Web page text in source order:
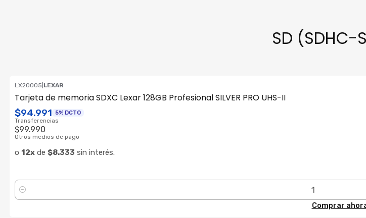
SD (SDHC-
LX20005 LEXAR
Tarjeta de memoria SDXC Lexar 128GB Profesional SILVER PRO UHS-II
$94.991 5% DCTO
Transferencias
$99.990
Otros medios de pago
o 12xde $8.333 sin interés.
Cantidad
Comprar